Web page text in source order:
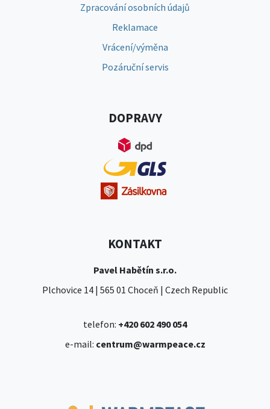
Zpracování osobních údajů
Reklamace
Vrácení/výměna
Pozáruční servis
DOPRAVY
KONTAKT
Pavel Habětín s.r.o.
Plchovice 14 | 565 01 Choceň | Czech Republic
telefon: +420 602 490 054
e-mail: centrum@warmpeace.cz